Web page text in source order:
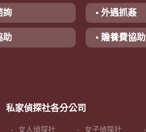
詢 ▪ 外遇抓姦
助 ▪ 贍養費協助
私家偵探社各分公司
女人偵探社 女子偵探社